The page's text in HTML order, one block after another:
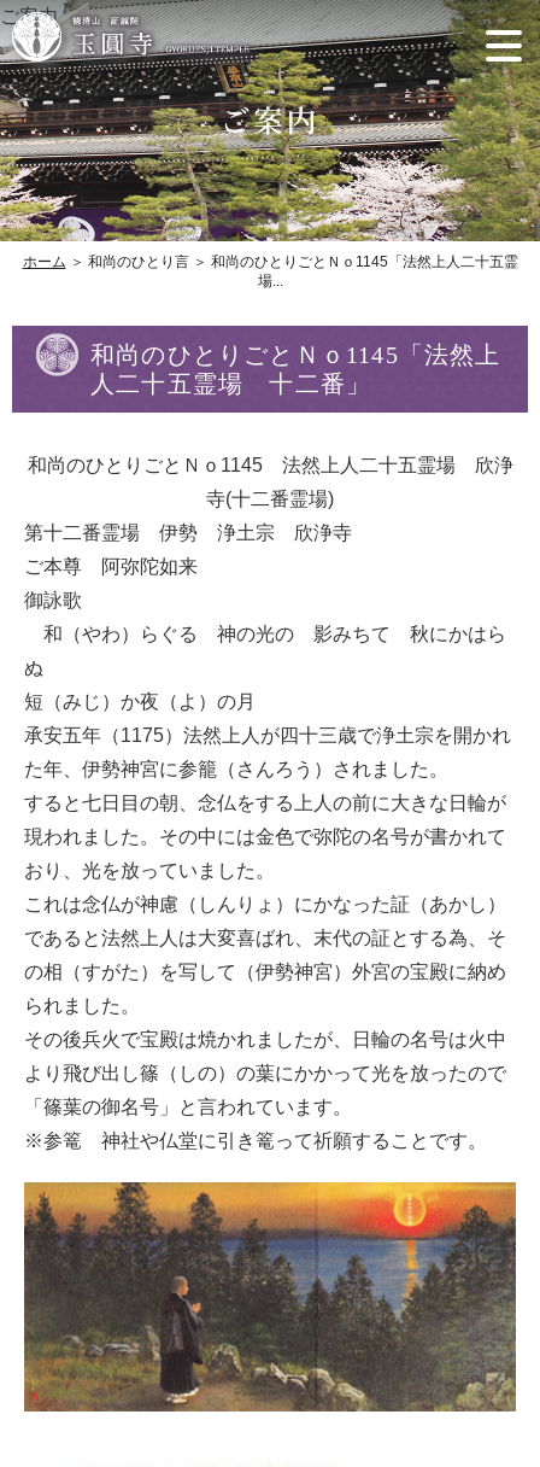
ご案内
ホーム ＞ 和尚のひとり言 ＞ 和尚のひとりごとＮｏ1145「法然上人二十五霊
場...
和尚のひとりごとＮｏ1145「法然上
人二十五霊場 十二番」
和尚のひとりごとＮｏ1145 法然上人二十五霊場 欣浄
寺(十二番霊場)
第十二番霊場 伊勢 浄土宗 欣浄寺
ご本尊 阿弥陀如来
御詠歌
和（やわ）らぐる 神の光の 影みちて 秋にかはら
ぬ
短（みじ）か夜（よ）の月
承安五年（1175）法然上人が四十三歳で浄土宗を開かれ
た年、伊勢神宮に参籠（さんろう）されました。
すると七日目の朝、念仏をする上人の前に大きな日輪が
現われました。その中には金色で弥陀の名号が書かれて
おり、光を放っていました。
これは念仏が神慮（しんりょ）にかなった証（あかし）
であると法然上人は大変喜ばれ、末代の証とする為、そ
の相（すがた）を写して（伊勢神宮）外宮の宝殿に納め
られました。
その後兵火で宝殿は焼かれましたが、日輪の名号は火中
より飛び出し篠（しの）の葉にかかって光を放ったので
「篠葉の御名号」と言われています。
※参篭 神社や仏堂に引き篭って祈願することです。